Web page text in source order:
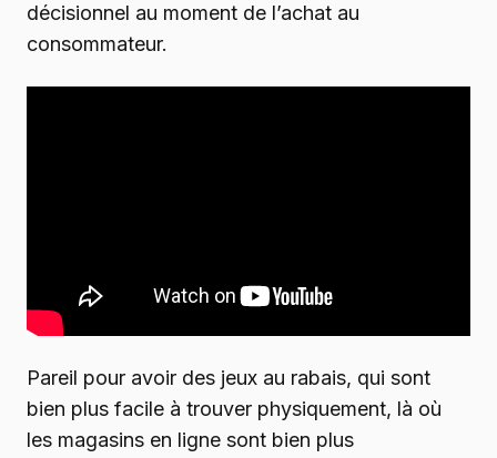
décisionnel au moment de l’achat au
consommateur.
Pareil pour avoir des jeux au rabais, qui sont
bien plus facile à trouver physiquement, là où
les magasins en ligne sont bien plus